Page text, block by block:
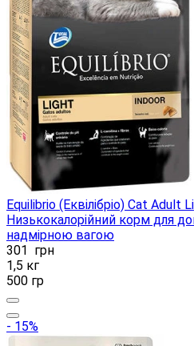
Equilibrio (Еквілібріо) Cat Adult
Низькокалорійний корм для
надмірною вагою
301
грн
1,5 кг
500 гр
- 15%